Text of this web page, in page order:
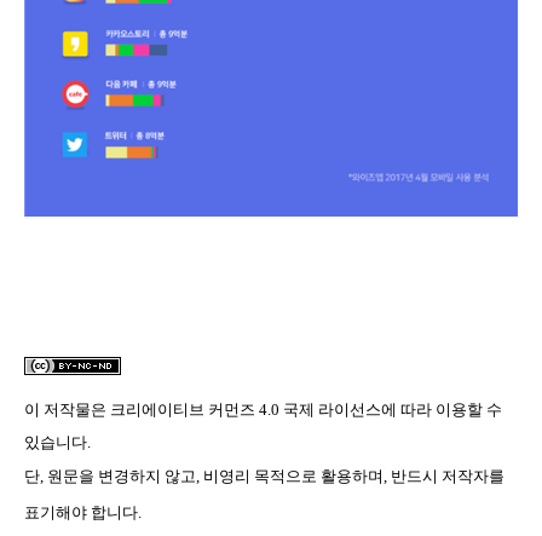
이 저작물은 크리에이티브 커먼즈 4.0 국제 라이선스에 따라 이용할 수
있습니다.
단, 원문을 변경하지 않고, 비영리 목적으로 활용하며, 반드시 저작자를
표기해야 합니다.